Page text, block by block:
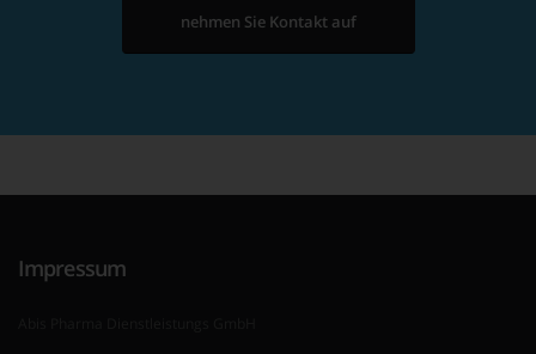
nehmen Sie Kontakt auf
Impressum